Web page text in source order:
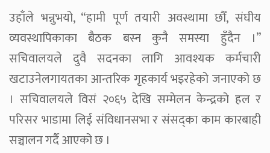
उहाँले भन्नुभयो, “हामी पूर्ण तयारी अवस्थामा छौँ, संघीय
व्यवस्थापिकाका बैठक बस्न कुनै समस्या हुँदैन ।”
सचिवालयले दुवै सदनका लागि आवश्यक कर्मचारी
खटाउनेलगायतका आन्तरिक गृहकार्य भइरहेको जनाएको छ
। सचिवालयले विसं २०६५ देखि सम्मेलन केन्द्रको हल र
परिसर भाडामा लिई संविधानसभा र संसद्का काम कारबाही
सञ्चालन गर्दै आएको छ ।